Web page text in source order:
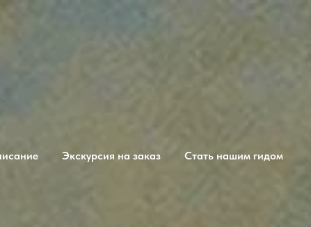
Экскурсия на заказ Стать нашим гидом